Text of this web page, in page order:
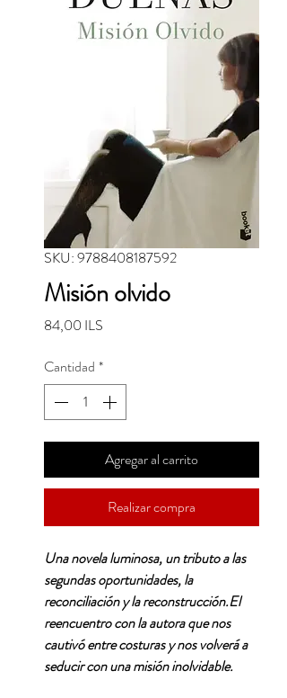
SKU: 9788408187592
Misión olvido
84,00 ILS
Cantidad *
Agregar al carrito
Realizar compra
Una novela luminosa, un tributo a las
segundas oportunidades, la
reconciliación y la reconstrucción.El
reencuentro con la autora que nos
cautivó entre costuras y nos volverá a
seducir con una misión inolvidable.